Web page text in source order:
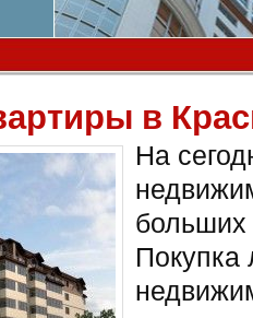
в
На
больших
Покупка